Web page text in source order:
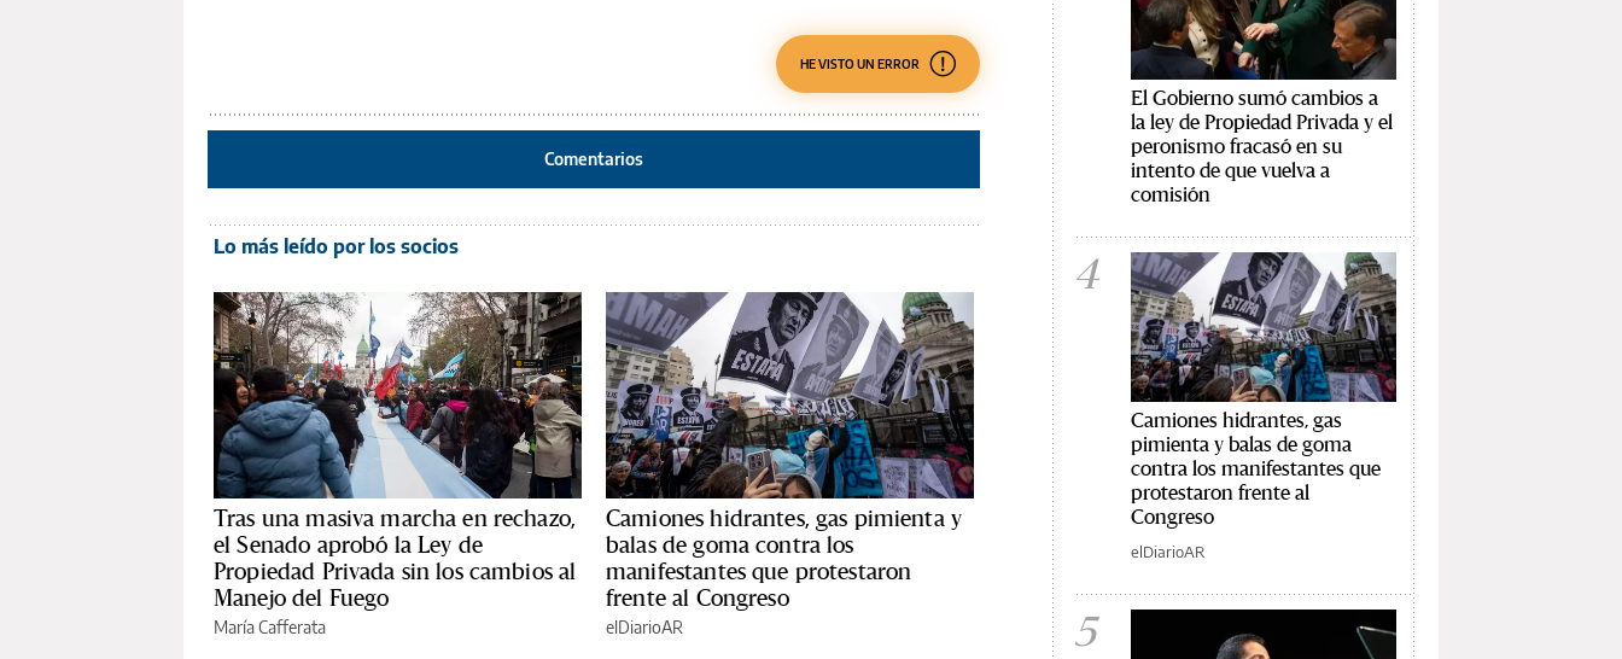
HE VISTO UN ERROR
Comentarios
Lo más leído por los socios
Tras una masiva marcha en rechazo,
el Senado aprobó la Ley de
Propiedad Privada sin los cambios al
Manejo del Fuego
María Cafferata
Camiones hidrantes, gas pimienta y
balas de goma contra los
manifestantes que protestaron
frente al Congreso
elDiarioAR
El Gobierno sumó cambios a
la ley de Propiedad Privada y el
peronismo fracasó en su
intento de que vuelva a
comisión
4
Camiones hidrantes, gas
pimienta y balas de goma
contra los manifestantes que
protestaron frente al
Congreso
elDiarioAR
5